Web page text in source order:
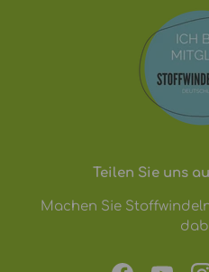
Teilen Sie uns
Machen Sie